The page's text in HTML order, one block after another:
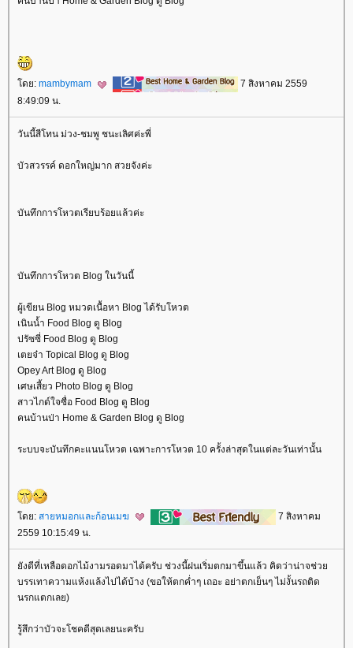
ดย: mambymam
7 สิงหาคม 2559
8:49:09 น.
วันนี้สีโทน ม่วง-ชมพู ชนะเลิศค่ะพี่
บัวสวรรค์ ดอกใหญ่มาก สวยจังค่ะ
บันทึกการโหวตเรียบร้อยแล้วค่ะ
บันทึกการโหวต Blog ในวันนี้
ผู้เขียน Blog หมวดเนื้อหา Blog ได้รับโหวต
เนินน้ำ Food Blog ดู Blog
ปรัซซี่ Food Blog ดู Blog
เตยจ๋า Topical Blog ดู Blog
Opey Art Blog ดู Blog
เศษเสี้ยว Photo Blog ดู Blog
สาวไกด์ใจซื่อ Food Blog ดู Blog
คนบ้านป่า Home & Garden Blog ดู Blog
ระบบจะบันทึกคะแนนโหวต เฉพาะการโหวต 10 ครั้งล่าสุดในแต่ละวันเท่านั้น
ดย: สายหมอกและก้อนเมฆ
7 สิงหาคม
2559 10:15:49 น.
ังดีที่เหลือดอกไม้งามรอดมาได้ครับ ช่วงนี้ฝนเริ่มตกมาขึ้นแล้ว คิดว่าน่าจช่ว
บรรเทาความแห้งแล้งไปได้บ้าง (ขอให้ตกค่ำๆ เถอะ อย่าตกเย็นๆ ไม่งั้นรถติด
นรกแตกเลย)
รู้สึกว่าบัวจะโชคดีสุดเลยนะครับ